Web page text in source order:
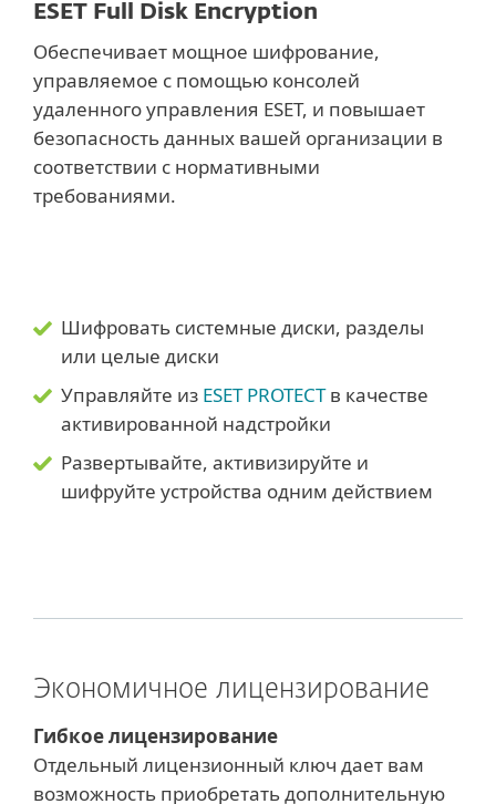
ESET Full Disk Encryption
Обеспечивает мощное шифрование,
управляемое с помощью консолей
удаленного управления ESET, и повышает
безопасность данных вашей организации в
соответствии с нормативными
требованиями.
Шифровать системные диски, разделы
или целые диски
Управляйте из ESET PROTECTв качестве
активированной надстройки
Развертывайте, активизируйте и
шифруйте устройства одним действием
Экономичное лицензирование
Гибкое лицензирование
Отдельный лицензионный ключ дает вам
возможность приобретать дополнительную